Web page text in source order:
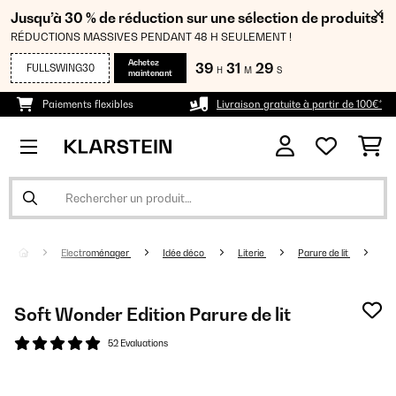
Jusqu’à 30 % de réduction sur une sélection de produits !
RÉDUCTIONS MASSIVES PENDANT 48 H SEULEMENT !
FULLSWING30
Achetez
maintenant
39 H 31 M 29 S
Paiements flexibles Livraison gratuite à partir de 100€*
Electroménager Idée déco Literie Parure de lit
Soft Wonder Edition Parure de lit
52 Evaluations